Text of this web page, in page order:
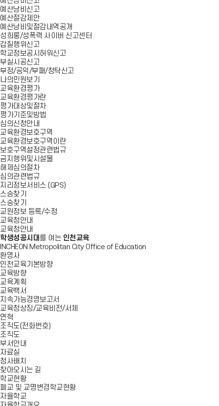
예산낭비신고
예산절감제안
예산낭비및절감내역공개
성희롱/성폭력 사이버 신고센터
갑질행위신고
학교정보공시허위신고
부실시공신고
부정/공익/부패/청탁신고
나의민원보기
교육환경평가
교육환경평가란
평가대상및절차
평가기준및방법
심의신청안내
교육환경보호구역
교육환경보호구역이란
보호구역설정관련법규
금지행위및시설물
해제심의절차
심의관련법규
지리정보서비스 (GPS)
스승찾기
스승찾기
교원정보 등록/수정
교육청안내
교육청안내
학생성공시대 를 여는 인천교육
INCHEON Metropolitan City Office of Education
환영사
인천교육기본방향
교육방향
교육계획
교육백서
지속가능경영보고서
교육청상징/교육비전/서체
연혁
조직도(전화번호)
조직도
부서안내
자료실
청사배치
찾아오시는 길
학교현황
폐교 및 교명변경학교현황
자율학교